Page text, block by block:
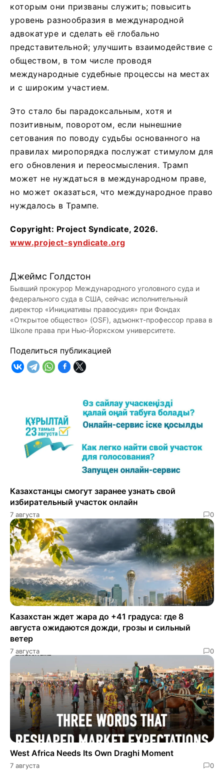
которым они призваны служить; повысить
уровень разнообразия в международной
адвокатуре и сделать её глобально
представительной; улучшить взаимодействие с
обществом, в том числе проводя
международные судебные процессы на местах
и с широким участием.
Это стало бы парадоксальным, хотя и
позитивным, поворотом, если нынешние
сетования по поводу судьбы основанного на
правилах миропорядка послужат стимулом для
его обновления и переосмысления. Трамп
может не нуждаться в международном праве,
но может оказаться, что международное право
нуждалось в Трампе.
Copyright: Project Syndicate, 2026.
www.project-syndicate.org
Джеймс Голдстон
Бывший прокурор Международного уголовного суда и
федерального суда в США, сейчас исполнительный
директор «Инициативы правосудия» при Фондах
«Открытое общество» (OSF), адъюнкт-профессор права в
Школе права при Нью-Йоркском университете.
Поделиться публикацией
Казахстанцы смогут заранее узнать свой
избирательный участок онлайн
7 августа 0
Казахстан ждет жара до +41 градуса: где 8
августа ожидаются дожди, грозы и сильный
ветер
7 августа 0
West Africa Needs Its Own Draghi Moment
7 августа 0